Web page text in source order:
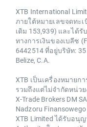
XTB International
ภายใต้หมายเลขจดทะ
เดิม 153,939) และได้
ทางการเงินของเบลีซ
6442514 ที่อยู่บริษัท: 35
Belize, C.A.
XTB เป็นเครื่องหมายก
รวมถึงแต่ไม่จำกัดหน่ว
X-Trade Brokers DM
Nadzoru
XTB Limited ได้รับอนุ